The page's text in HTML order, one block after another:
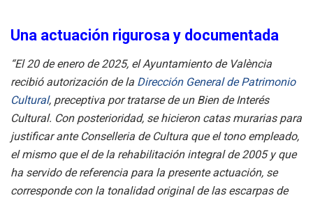
Una actuación rigurosa y documentada
“El 20 de enero de 2025, el Ayuntamiento de València
recibió autorización de la Dirección General de Patrimonio
Cultural, preceptiva por tratarse de un Bien de Interés
Cultural. Con posterioridad, se hicieron catas murarias para
justificar ante Conselleria de Cultura que el tono empleado,
el mismo que el de la rehabilitación integral de 2005 y que
ha servido de referencia para la presente actuación, se
corresponde con la tonalidad original de las escarpas de